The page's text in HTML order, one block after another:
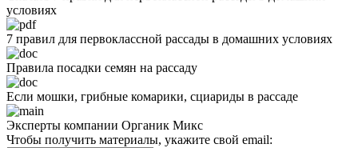
условиях
7 правил для первоклассной рассады в домашних условиях
Правила посадки семян на рассаду
Если мошки, грибные комарики, сциариды в рассаде
Эксперты компании Органик Микс
Чтобы получить материалы, укажите свой email: